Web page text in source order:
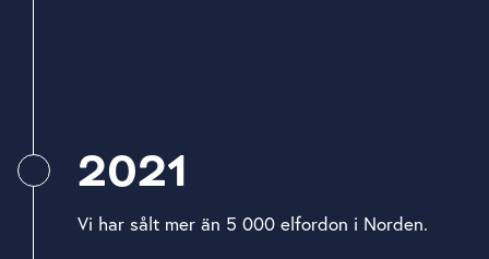
2021
Vi har sålt mer än 5 000 elfordon i Norden.